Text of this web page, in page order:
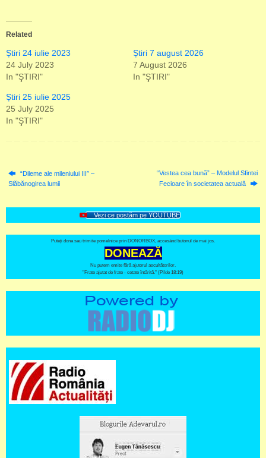
Related
Știri 24 iulie 2023
24 July 2023
In "ŞTIRI"
Știri 7 august 2026
7 August 2026
In "ŞTIRI"
Știri 25 iulie 2025
25 July 2025
In "ŞTIRI"
“Dileme ale mileniului III″ –
Slăbănogirea lumii
“Vestea cea bună” – Modelul Sfintei
Fecioare în societatea actuală
Vezi ce postăm pe YOUTUBE
Puteți dona sau trimite pomelnice prin DONORBOX, accesând butonul de mai jos.
DONEAZĂ
Nu putem emite fără ajutorul ascultătorilor.
"Frate ajutat de frate - cetate întărită." (Pilde 18:19)